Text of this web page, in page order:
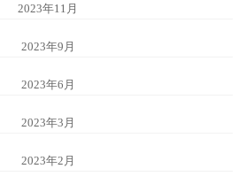
2023年11月
2023年9月
2023年6月
2023年3月
2023年2月